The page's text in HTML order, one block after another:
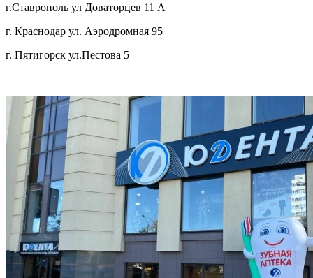
г.Ставрополь ул Доваторцев 11 А
г. Краснодар ул. Аэродромная 95
г. Пятигорск ул.Пестова 5